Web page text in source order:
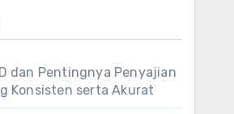
dan Pentingnya Penyajian
Konsisten serta Akurat